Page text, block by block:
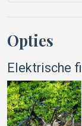
Opties
Elektrische